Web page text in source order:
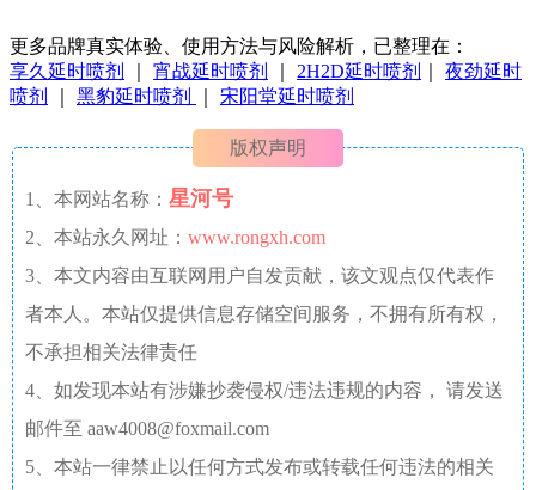
更多品牌真实体验、使用方法与风险解析，已整理在：
享久延时喷剂
宵战延时喷剂 2H2D延时喷剂
夜劲延时
喷剂
黑豹延时喷剂 宋阳堂延时喷剂
版权声明
1、本网站名称： 星河号
2、本站永久网址： www.rongxh.com
3、本文内容由互联网用户自发贡献，该文观点仅代表作
者本人。本站仅提供信息存储空间服务，不拥有所有权，
不承担相关法律责任
4、如发现本站有涉嫌抄袭侵权/违法违规的内容， 请发送
邮件至 aaw4008@foxmail.com
5、本站一律禁止以任何方式发布或转载任何违法的相关